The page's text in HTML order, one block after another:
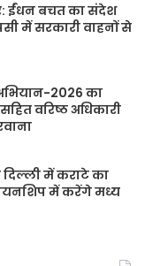
ईंधन बचत का संदेश
में सरकारी वाहनों से
2026 का
वरिष्ठ अधिकारी
दिल्ली में कराटे का
में करेंगे मध्य